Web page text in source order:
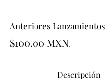
Anteriores Lanzamientos
$100.00 MXN.
Descripción